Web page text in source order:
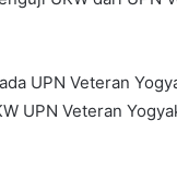
UPN Veteran
UPN Veteran